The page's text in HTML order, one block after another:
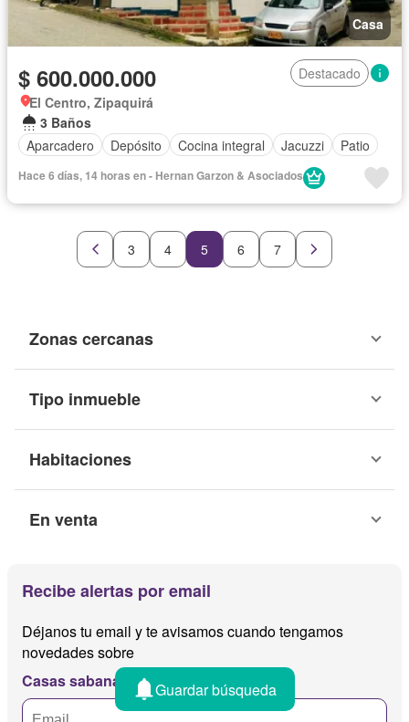
Casa
$ 600.000.000
Destacado
El Centro, Zipaquirá
3 Baños
Aparcadero
Depósito Cocina integral Jacuzzi Patio
Hace 6 días, 14 horas en - Hernan Garzon & Asociados
3 4 5 6 7
Zonas cercanas
Tipo inmueble
Habitaciones
En venta
Recibe alertas por email
Déjanos tu email y te avisamos cuando tengamos
novedades sobre
Casas sabana centroGuardar búsqueda